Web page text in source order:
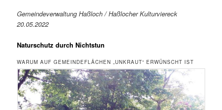
Gemeindeverwaltung Haßloch / Haßlocher Kulturviereck
20.05.2022
Naturschutz durch Nichtstun
WARUM AUF GEMEINDEFLÄCHEN „UNKRAUT“ ERWÜNSCHT IST